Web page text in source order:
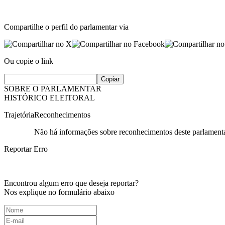
Compartilhe o perfil do parlamentar via
Ou copie o link
Copiar
SOBRE O PARLAMENTAR
HISTÓRICO ELEITORAL
TrajetóriaReconhecimentos
Não há informações sobre reconhecimentos deste
Reportar Erro
Encontrou algum erro que deseja reportar?
Nos explique no formulário abaixo